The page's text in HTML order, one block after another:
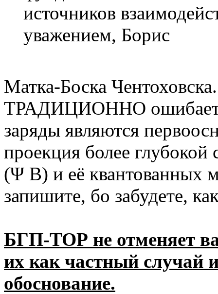
источников
уважением, Борис
Матка-Боска
ТРАДИЦИОННО
заряды являются
проекция более
(Ψ B) и её квантованных
запишите, бо забудете,
БГП-ТОР не отменяет
их как частный случай
обоснование.